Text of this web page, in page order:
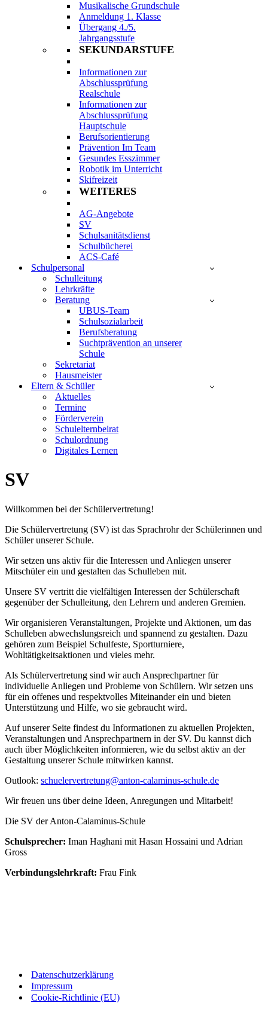
Musikalische Grundschule
Anmeldung 1. Klasse
Übergang 4./5.
Jahrgangsstufe
SEKUNDARSTUFE
Informationen zur
Abschlussprüfung
Realschule
Informationen zur
Abschlussprüfung
Hauptschule
Berufsorientierung
Prävention Im Team
Gesundes Esszimmer
Robotik im Unterricht
Skifreizeit
WEITERES
AG-Angebote
SV
Schulsanitätsdienst
Schulbücherei
ACS-Café
Schulpersonal
Schulleitung
Lehrkräfte
Beratung
UBUS-Team
Schulsozialarbeit
Berufsberatung
Suchtprävention an unserer
Schule
Sekretariat
Hausmeister
Eltern & Schüler
Aktuelles
Termine
Förderverein
Schulelternbeirat
Schulordnung
Digitales Lernen
SV
Willkommen bei der Schülervertretung!
Die Schülervertretung (SV) ist das Sprachrohr der Schülerinnen und
Schüler unserer Schule.
Wir setzen uns aktiv für die Interessen und Anliegen unserer
Mitschüler ein und gestalten das Schulleben mit.
Unsere SV vertritt die vielfältigen Interessen der Schülerschaft
gegenüber der Schulleitung, den Lehrern und anderen Gremien.
Wir organisieren Veranstaltungen, Projekte und Aktionen, um das
Schulleben abwechslungsreich und spannend zu gestalten. Dazu
gehören zum Beispiel Schulfeste, Sportturniere,
Wohltätigkeitsaktionen und vieles mehr.
Als Schülervertretung sind wir auch Ansprechpartner für
individuelle Anliegen und Probleme von Schülern. Wir setzen uns
für ein offenes und respektvolles Miteinander ein und bieten
Unterstützung und Hilfe, wo sie gebraucht wird.
Auf unserer Seite findest du Informationen zu aktuellen Projekten,
Veranstaltungen und Ansprechpartnern in der SV. Du kannst dich
auch über Möglichkeiten informieren, wie du selbst aktiv an der
Gestaltung unserer Schule mitwirken kannst.
Outlook: schuelervertretung@anton-calaminus-schule.de
Wir freuen uns über deine Ideen, Anregungen und Mitarbeit!
Die SV der Anton-Calaminus-Schule
Schulsprecher: Iman Haghani mit Hasan Hossaini und Adrian
Gross
Verbindungslehrkraft: Frau Fink
Datenschutzerklärung
Impressum
Cookie-Richtlinie (EU)